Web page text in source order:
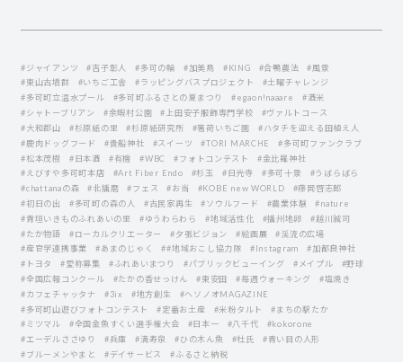
#ジャイアンツ #吉子彰人 #多可の輪 #加美鳥 #KING #合鴨農法
#風景
#東山古墳群
#いちご工舎 #ラッピングバスプロジェクト
#土曜チャレンジ
#多可町立温水プール
#多可町ふるさとの夏まつり #egaon!naaare
#酒米
#シャトーブリアン
#余暇村公園 #上田安子服飾専門学校
#ヴァルトコース
#大和郡山
#杉原紙の里 #杉原紙研究所 #箸荷いちご園
#ハタチを迎える田植え人
#鹿肉ドッグフード
#貴船神社 #スイーツ #TORI MARCHE
#多可町ファンクラブ
#松本茂樹
#日本酒 #有機 #WBC #フォトコンテスト
#金比羅神社
#えびすや多可町本店
#Art Fiber Endo #杉玉 #日光寺 #多可十景
#うばらばら
#chattanaの森
#北播磨 #フェス #お当 #KOBE new WORLD
#藤岡啓志郞
#初日の出
#多可町の森の人 #古民家再生 #ソウルフード #農業体験
#nature
#青垣いきものふれあいの里
#ゆうわらわら #地域活性化 #播州地卵
#越川誠司
#たか物語
#ローカルクリエーター #夕張ビジョン #絵画展
#渓流の広場
#産官学連携事業
#あまのじゃく ##地域おこし協力隊 #Instagram
#加都良神社
#トヨタ
#愛称募集 #ふれあいまつり #パブリックビューイング #メイプル
#野球
#全国広報コンクール
#たかの香せっけん #東安田 #毎週ウォーキング
#塩焼き
#カフェチャッタナ
#3ix #地方創生
#ヘソノオMAGAZINE
#多可町山遊びフォトコンテスト
#定番お土産 #米粉タルト
#まちの駅たか
#ミツマル
#全国金魚すくい選手権大会 #日本一 #八千代
#kokorone
#エーデルささゆり
#兵庫 #満寿泉 #ひの木ん魚 #杜氏
#青い目の人形
#ブルーメンやまと
#デイサービス #ふるさと納税